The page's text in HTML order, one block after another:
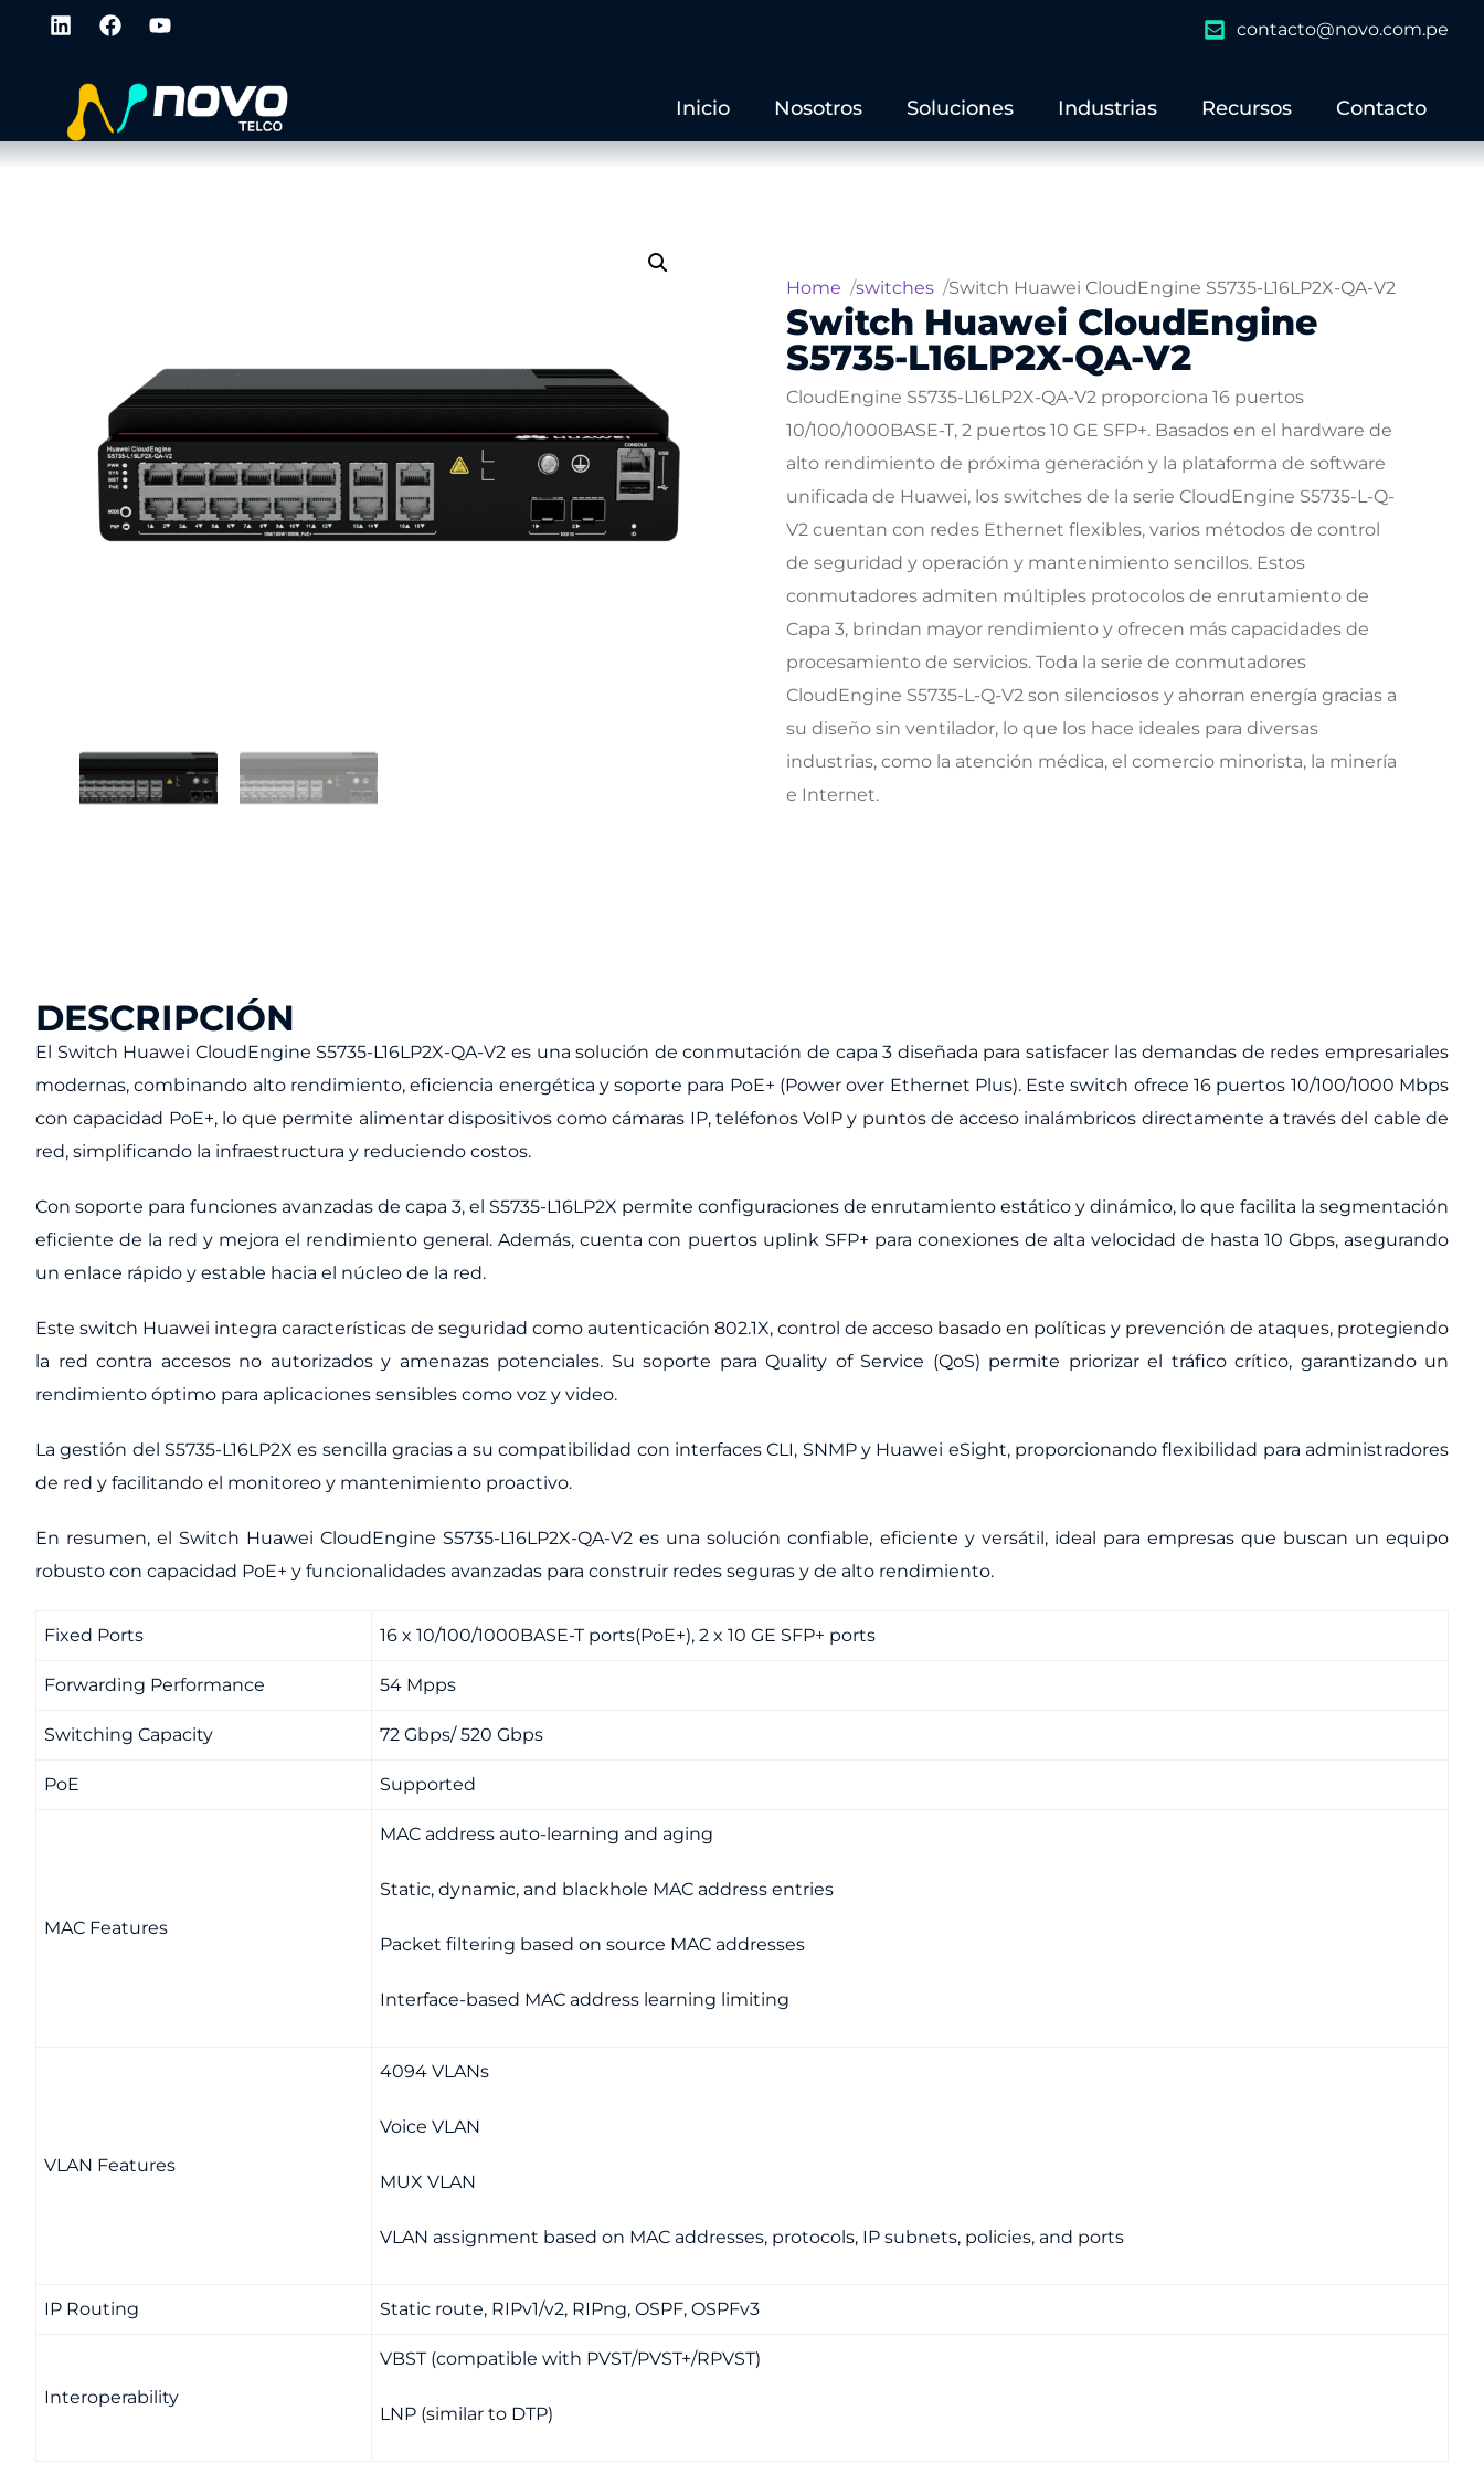
contacto@novo.com.pe
Inicio Nosotros Soluciones Industrias Recursos Contacto
Home switches Switch Huawei CloudEngine S5735-L16LP2X-QA-V2
Switch Huawei CloudEngine
S5735-L16LP2X-QA-V2
CloudEngine S5735-L16LP2X-QA-V2 proporciona 16 puertos
10/100/1000BASE-T, 2 puertos 10 GE SFP+. Basados ​​en el hardware de
alto rendimiento de próxima generación y la plataforma de software
unificada de Huawei, los switches de la serie CloudEngine S5735-L-Q-
V2 cuentan con redes Ethernet flexibles, varios métodos de control
de seguridad y operación y mantenimiento sencillos. Estos
conmutadores admiten múltiples protocolos de enrutamiento de
Capa 3, brindan mayor rendimiento y ofrecen más capacidades de
procesamiento de servicios. Toda la serie de conmutadores
CloudEngine S5735-L-Q-V2 son silenciosos y ahorran energía gracias a
su diseño sin ventilador, lo que los hace ideales para diversas
industrias, como la atención médica, el comercio minorista, la minería
e Internet.
DESCRIPCIÓN
El Switch Huawei CloudEngine S5735-L16LP2X-QA-V2 es una solución de conmutación de capa 3 diseñada para satisfacer las demandas de redes empresariales
modernas, combinando alto rendimiento, eficiencia energética y soporte para PoE+ (Power over Ethernet Plus). Este switch ofrece 16 puertos 10/100/1000 Mbps
con capacidad PoE+, lo que permite alimentar dispositivos como cámaras IP, teléfonos VoIP y puntos de acceso inalámbricos directamente a través del cable de
red, simplificando la infraestructura y reduciendo costos.
Con soporte para funciones avanzadas de capa 3, el S5735-L16LP2X permite configuraciones de enrutamiento estático y dinámico, lo que facilita la segmentación
eficiente de la red y mejora el rendimiento general. Además, cuenta con puertos uplink SFP+ para conexiones de alta velocidad de hasta 10 Gbps, asegurando
un enlace rápido y estable hacia el núcleo de la red.
Este switch Huawei integra características de seguridad como autenticación 802.1X, control de acceso basado en políticas y prevención de ataques, protegiendo
la red contra accesos no autorizados y amenazas potenciales. Su soporte para Quality of Service (QoS) permite priorizar el tráfico crítico, garantizando un
rendimiento óptimo para aplicaciones sensibles como voz y video.
La gestión del S5735-L16LP2X es sencilla gracias a su compatibilidad con interfaces CLI, SNMP y Huawei eSight, proporcionando flexibilidad para administradores
de red y facilitando el monitoreo y mantenimiento proactivo.
En resumen, el Switch Huawei CloudEngine S5735-L16LP2X-QA-V2 es una solución confiable, eficiente y versátil, ideal para empresas que buscan un equipo
robusto con capacidad PoE+ y funcionalidades avanzadas para construir redes seguras y de alto rendimiento.
Fixed Ports 16 x 10/100/1000BASE-T ports(PoE+), 2 x 10 GE SFP+ ports
Forwarding Performance 54 Mpps
Switching Capacity 72 Gbps/ 520 Gbps
PoE Supported
MAC Features
MAC address auto-learning and aging
Static, dynamic, and blackhole MAC address entries
Packet filtering based on source MAC addresses
Interface-based MAC address learning limiting
VLAN Features
4094 VLANs
Voice VLAN
MUX VLAN
VLAN assignment based on MAC addresses, protocols, IP subnets, policies, and ports
IP Routing Static route, RIPv1/v2, RIPng, OSPF, OSPFv3
Interoperability
VBST (compatible with PVST/PVST+/RPVST)
LNP (similar to DTP)